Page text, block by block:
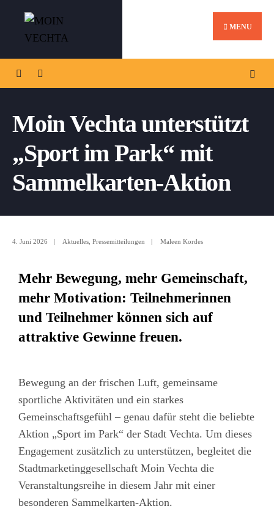
MENU
Moin Vechta unterstützt
„Sport im Park“ mit
Sammelkarten-Aktion
4. Juni 2026 | Aktuelles Pressemitteilungen | Maleen Kordes
Mehr Bewegung, mehr Gemeinschaft,
mehr Motivation: Teilnehmerinnen
und Teilnehmer können sich auf
attraktive Gewinne freuen.
Bewegung an der frischen Luft, gemeinsame
sportliche Aktivitäten und ein starkes
Gemeinschaftsgefühl – genau dafür steht die beliebte
Aktion „Sport im Park“ der Stadt Vechta. Um dieses
Engagement zusätzlich zu unterstützen, begleitet die
Stadtmarketinggesellschaft Moin Vechta die
Veranstaltungsreihe in diesem Jahr mit einer
besonderen Sammelkarten-Aktion.